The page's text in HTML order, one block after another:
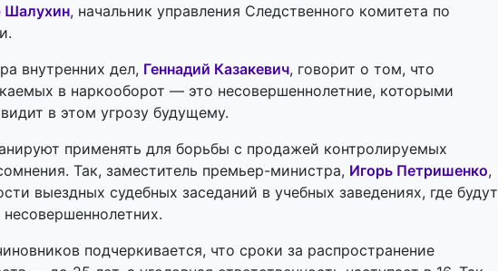
Шалухин, начальник управления Следственного комитета по
внутренних дел, Геннадий Казакевич, говорит о том, что
в наркооборот — это несовершеннолетние, которыми
в этом угрозу будущему.
применять для борьбы с продажей контролируемых
Так, заместитель премьер-министра, Игорь Петришенко,
выездных судебных заседаний в учебных заведениях, где будут
несовершеннолетних.
подчеркивается, что сроки за распространение